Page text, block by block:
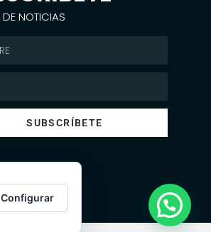
DE NOTICIAS
SUBSCRÍBETE
Configurar